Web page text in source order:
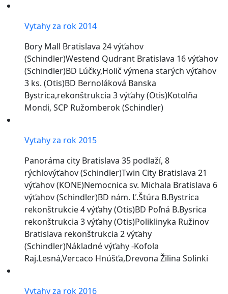
Vytahy za rok 2014
Bory Mall Bratislava 24 výťahov
(Schindler)Westend Qudrant Bratislava 16 výťahov
(Schindler)BD Lúčky,Holič výmena starých výťahov
3 ks. (Otis)BD Bernoláková Banska
Bystrica,rekonštrukcia 3 výťahy (Otis)Kotolňa
Mondi, SCP Ružomberok (Schindler)
Vytahy za rok 2015
Panoráma city Bratislava 35 podlaží, 8
rýchlovýťahov (Schindler)Twin City Bratislava 21
výťahov (KONE)Nemocnica sv. Michala Bratislava 6
výťahov (Schindler)BD nám. Ľ.Štúra B.Bystrica
rekonštrukcie 4 výťahy (Otis)BD Poľná B.Bysrica
rekonštrukcia 3 výťahy (Otis)Poliklinyka Ružinov
Bratislava rekonštrukcia 2 výťahy
(Schindler)Nákladné výťahy -Kofola
Raj.Lesná,Vercaco Hnúšťa,Drevona Žilina Solinki
Vytahy za rok 2016